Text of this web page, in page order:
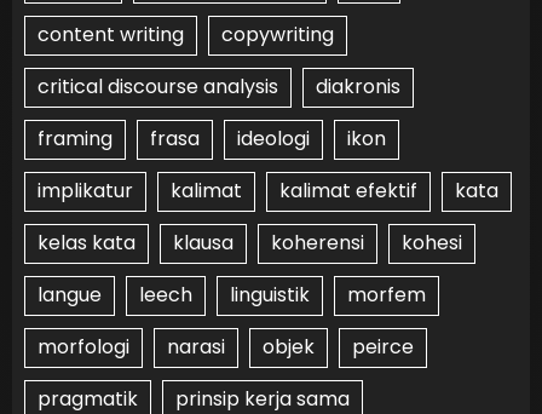
content writing
copywriting
critical discourse analysis
diakronis
framing
frasa ideologi
ikon
implikatur
kalimat kalimat efektif
kata
kelas kata
klausa koherensi
kohesi
langue
leech linguistik
morfem
morfologi
narasi objek
peirce
pragmatik
prinsip kerja sama